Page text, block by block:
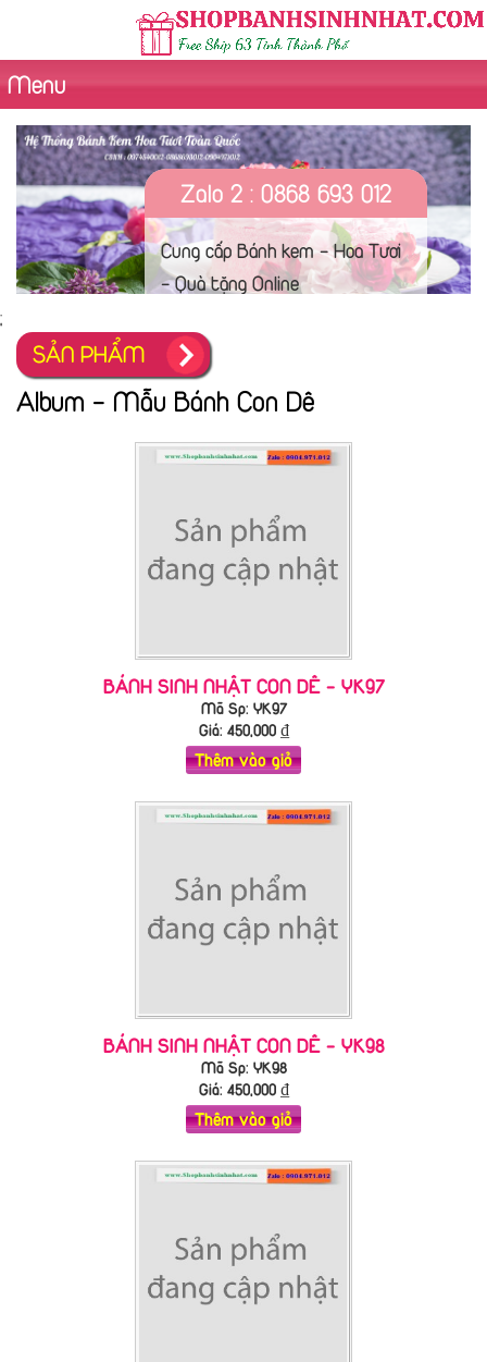
Menu
Zalo 2 : 0868 693 012
Cung cấp Bánh kem - Hoa Tươi
- Quà tặng Online
;
SẢN PHẨM
Album - Mẫu Bánh Con Dê
BÁNH SINH NHẬT CON DÊ - YK97
Mã Sp: YK97
Giá: 450,000₫
Thêm vào giỏ
BÁNH SINH NHẬT CON DÊ - YK98
Mã Sp: YK98
Giá: 450,000₫
Thêm vào giỏ